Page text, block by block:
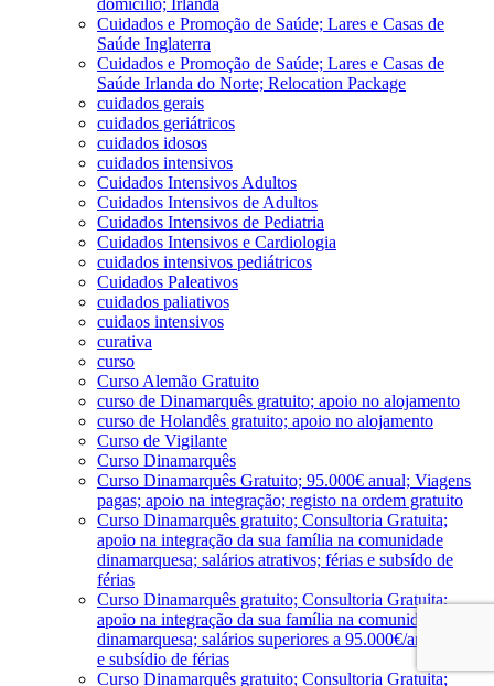
Cuidados e Promoção de Saúde; Lares e Casas de
Saúde Inglaterra
Cuidados e Promoção de Saúde; Lares e Casas de
Saúde Irlanda do Norte; Relocation Package
cuidados gerais
cuidados geriátricos
cuidados idosos
cuidados intensivos
Cuidados Intensivos Adultos
Cuidados Intensivos de Adultos
Cuidados Intensivos de Pediatria
Cuidados Intensivos e Cardiologia
cuidados intensivos pediátricos
Cuidados Paleativos
cuidados paliativos
cuidaos intensivos
curativa
curso
Curso Alemão Gratuito
curso de Dinamarquês gratuito; apoio no alojamento
curso de Holandês gratuito; apoio no alojamento
Curso de Vigilante
Curso Dinamarquês
Curso Dinamarquês Gratuito; 95.000€ anual; Viagens
pagas; apoio na integração; registo na ordem gratuito
Curso Dinamarquês gratuito; Consultoria Gratuita;
apoio na integração da sua família na comunidade
dinamarquesa; salários atrativos; férias e subsído de
férias
Curso Dinamarquês gratuito; Consultoria Gratuita;
apoio na integração da sua família na comunidade
dinamarquesa; salários superiores a 95.000€/ano; férias
e subsídio de férias
Curso Dinamarquês gratuito; Consultoria Gratuita;